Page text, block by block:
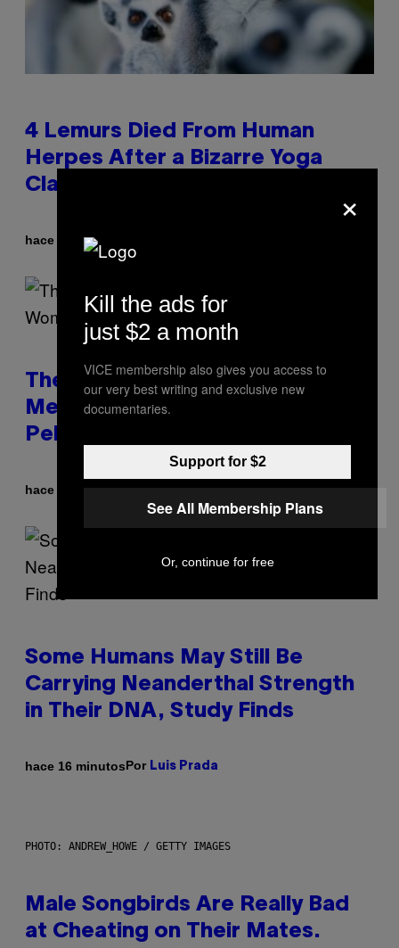
4 Lemurs Died From Human
Herpes After a Bizarre Yoga
Class Exposure
hace 3 minutos
The Weird Evolutionary Reason
Men and Women Have Different
Pelvises
hace 9 minutosPorLuis Prada
Some Humans May Still Be
Carrying Neanderthal Strength
in Their DNA, Study Finds
hace 16 minutosPor Luis Prada
PHOTO: ANDREW_HOWE / GETTY IMAGES
Male Songbirds Are Really Bad
at Cheating on Their Mates.
×
Kill the ads for
just $2 a month
VICE membership also gives you access to
our very best writing and exclusive new
documentaries.
Support for $2
See All Membership Plans
Or, continue for free